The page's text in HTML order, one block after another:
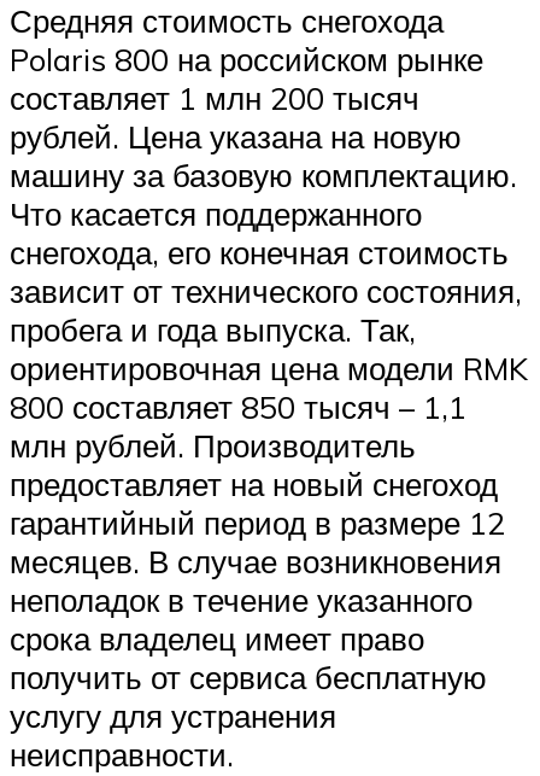
Средняя стоимость снегохода
Polaris 800 на российском рынке
составляет 1 млн 200 тысяч
рублей. Цена указана на новую
машину за базовую комплектацию.
Что касается поддержанного
снегохода, его конечная стоимость
зависит от технического состояния,
пробега и года выпуска. Так,
ориентировочная цена модели RMK
800 составляет 850 тысяч – 1,1
млн рублей. Производитель
предоставляет на новый снегоход
гарантийный период в размере 12
месяцев. В случае возникновения
неполадок в течение указанного
срока владелец имеет право
получить от сервиса бесплатную
услугу для устранения
неисправности.